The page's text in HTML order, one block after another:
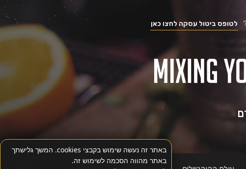
באתר זה נעשה שימוש בקבצי cookies. המשך גלישתך
באתר מהווה הסכמה לשימוש זה.
לטופס ביטול עסקה לחצו כאן